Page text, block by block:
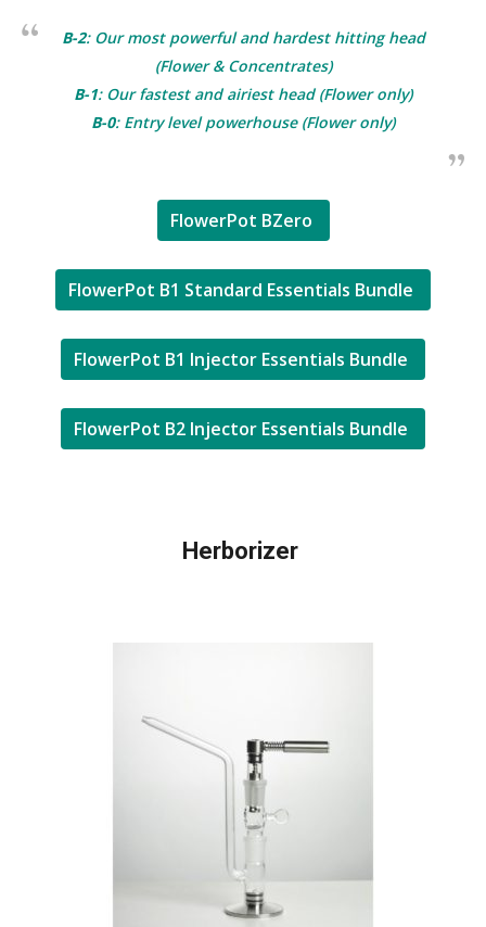
B-2: Our most powerful and hardest hitting head
(Flower & Concentrates)
B-1: Our fastest and airiest head (Flower only)
B-0: Entry level powerhouse (Flower only)
FlowerPot BZero
FlowerPot B1 Standard Essentials Bundle
FlowerPot B1 Injector Essentials Bundle
FlowerPot B2 Injector Essentials Bundle
Herborizer